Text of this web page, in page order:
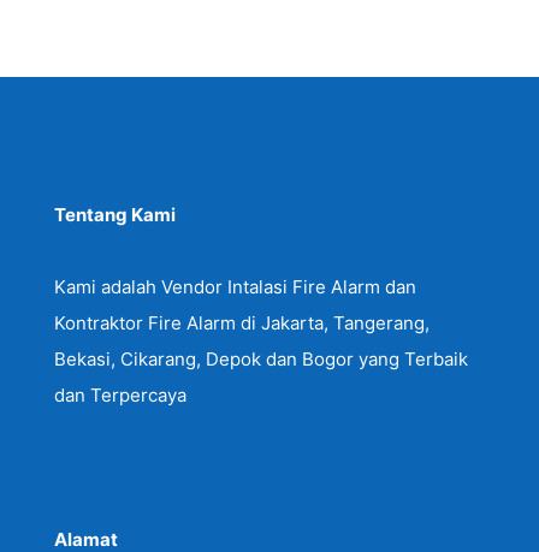
Tentang Kami
Kami adalah Vendor Intalasi Fire Alarm dan
Kontraktor Fire Alarm di Jakarta, Tangerang,
Bekasi, Cikarang, Depok dan Bogor yang Terbaik
dan Terpercaya
Alamat